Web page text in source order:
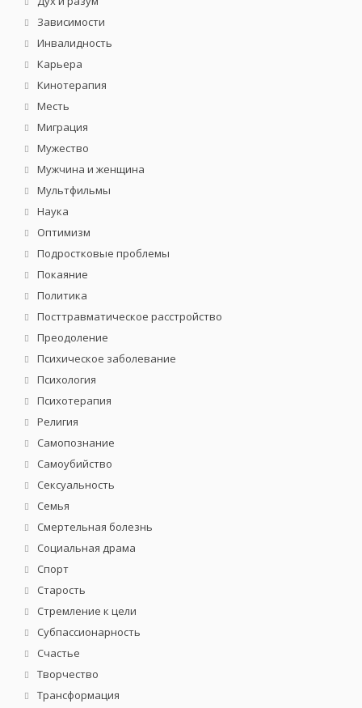
Зависимости
Инвалидность
Карьера
Кинотерапия
Месть
Миграция
Мужество
Мужчина и женщина
Мультфильмы
Наука
Оптимизм
Подростковые проблемы
Покаяние
Политика
Посттравматическое расстройство
Преодоление
Психическое заболевание
Психология
Психотерапия
Религия
Самопознание
Самоубийство
Сексуальность
Семья
Смертельная болезнь
Социальная драма
Спорт
Старость
Стремление к цели
Субпассионарность
Счастье
Творчество
Трансформация